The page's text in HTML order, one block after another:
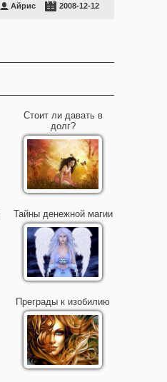
Айрис 2008-12-12
Стоит ли давать в
долг?
Тайны денежной магии
Преграды к изобилию